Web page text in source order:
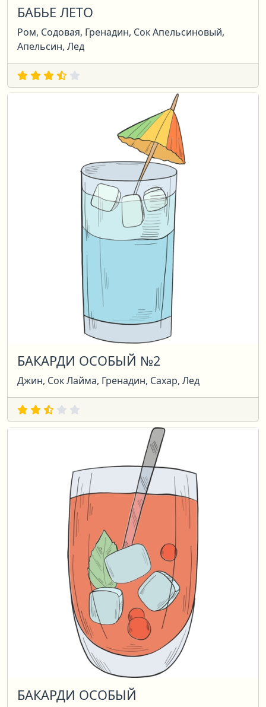
БАБЬЕ ЛЕТО
Ром, Содовая, Гренадин, Сок Апельсиновый,
Апельсин, Лед
БАКАРДИ ОСОБЫЙ №2
Джин, Сок Лайма, Гренадин, Сахар, Лед
БАКАРДИ ОСОБЫЙ